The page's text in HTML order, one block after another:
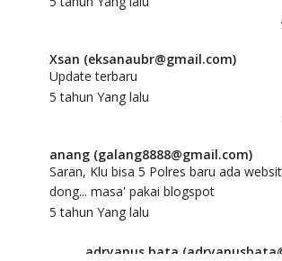
Xsan (eksanaubr@gmail.com)
Update terbaru
5 tahun Yang lalu
anang (galang8888@gmail.com)
Saran, Klu bisa 5 Polres baru ada
dong... masa' pakai blogspot
5 tahun Yang lalu
adryanus bata